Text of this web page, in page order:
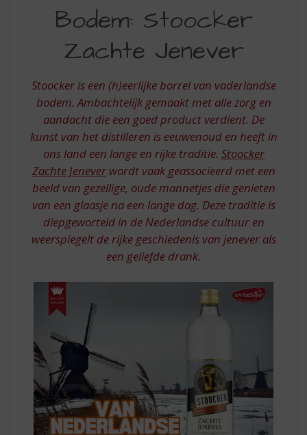
BODEM
STOOCKER
ZACHTE
JENEVER
Bodem: Stoocker
Zachte Jenever
Stoocker is een (h)eerlijke borrel van vaderlandse
bodem. Ambachtelijk gemaakt met alle zorg en
aandacht die een goed product verdient. De
kunst van het distilleren is eeuwenoud en heeft in
ons land een lange en rijke traditie. Stoocker
Zachte Jeneverwordt vaak geassocieerd met een
beeld van gezellige, oude mannetjes die genieten
van een glaasje na een lange dag. Deze traditie is
diepgeworteld in de Nederlandse cultuur en
weerspiegelt de rijke geschiedenis van jenever als
een geliefde drank.